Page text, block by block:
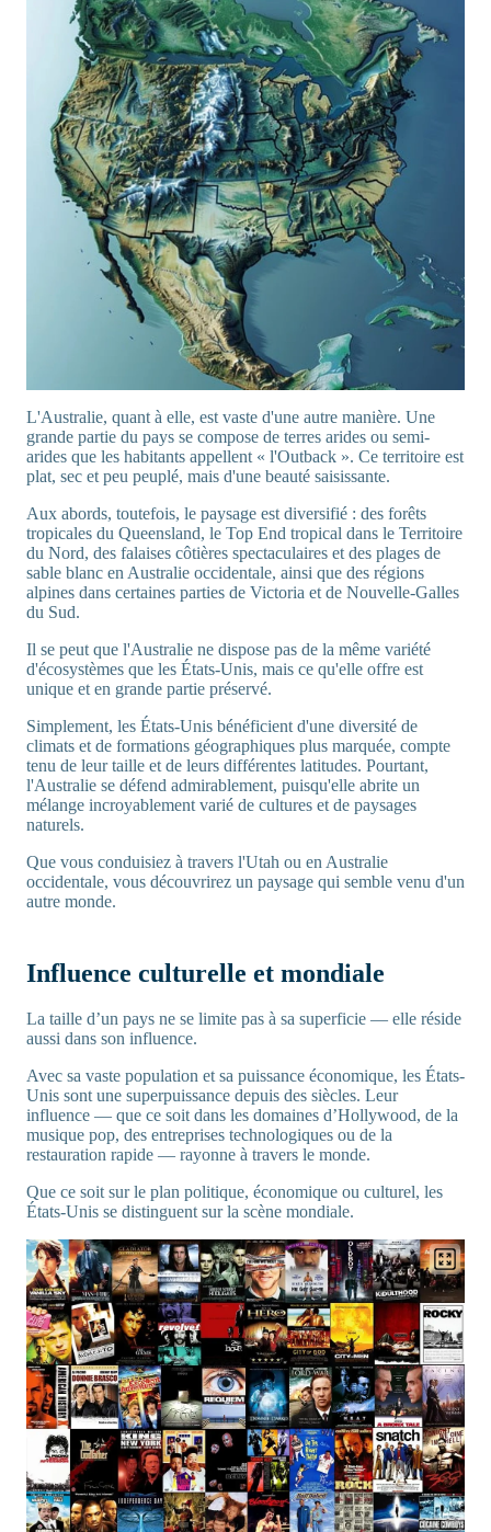
L'Australie, quant à elle, est vaste d'une autre manière. Une
grande partie du pays se compose de terres arides ou semi-
arides que les habitants appellent « l'Outback ». Ce territoire est
plat, sec et peu peuplé, mais d'une beauté saisissante.
Aux abords, toutefois, le paysage est diversifié : des forêts
tropicales du Queensland, le Top End tropical dans le Territoire
du Nord, des falaises côtières spectaculaires et des plages de
sable blanc en Australie occidentale, ainsi que des régions
alpines dans certaines parties de Victoria et de Nouvelle-Galles
du Sud.
Il se peut que l'Australie ne dispose pas de la même variété
d'écosystèmes que les États-Unis, mais ce qu'elle offre est
unique et en grande partie préservé.
Simplement, les États-Unis bénéficient d'une diversité de
climats et de formations géographiques plus marquée, compte
tenu de leur taille et de leurs différentes latitudes. Pourtant,
l'Australie se défend admirablement, puisqu'elle abrite un
mélange incroyablement varié de cultures et de paysages
naturels.
Que vous conduisiez à travers l'Utah ou en Australie
occidentale, vous découvrirez un paysage qui semble venu d'un
autre monde.
Influence culturelle et mondiale
La taille d’un pays ne se limite pas à sa superficie — elle réside
aussi dans son influence.
Avec sa vaste population et sa puissance économique, les États-
Unis sont une superpuissance depuis des siècles. Leur
influence — que ce soit dans les domaines d’Hollywood, de la
musique pop, des entreprises technologiques ou de la
restauration rapide — rayonne à travers le monde.
Que ce soit sur le plan politique, économique ou culturel, les
États-Unis se distinguent sur la scène mondiale.